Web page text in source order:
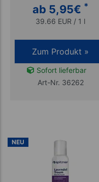
ab 5,95€ *
39.66 EUR / 1 l
Zum Produkt »
Sofort lieferbar
Art-Nr. 36262
NEU